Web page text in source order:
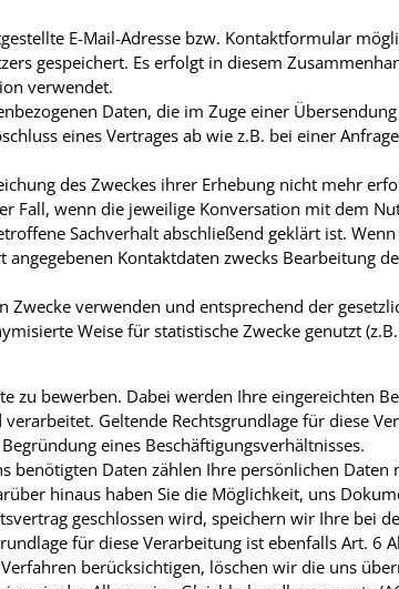
E-Mail-Adresse bzw. Kontaktformular
gespeichert. Es erfolgt in diesem
verwendet.
Daten, die im Zuge einer
eines Vertrages ab wie z.B. bei einer
des Zweckes ihrer Erhebung nicht mehr
Fall, wenn die jeweilige Konversation mit dem
Sachverhalt abschließend geklärt ist.
Kontaktdaten zwecks Bearbeitung
verwenden und entsprechend der
Weise für statistische Zwecke genutzt
zu bewerben. Dabei werden Ihre eingereichten
Geltende Rechtsgrundlage für diese
eines Beschäftigungsverhältnisses.
benötigten Daten zählen Ihre persönlichen
hinaus haben Sie die Möglichkeit, uns
geschlossen wird, speichern wir Ihre bei
für diese Verarbeitung ist ebenfalls Art. 6
berücksichtigen, löschen wir die uns